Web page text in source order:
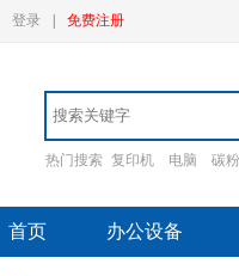
登录 免费注册
热门搜索 复印机 电脑 碳粉
首页 办公设备